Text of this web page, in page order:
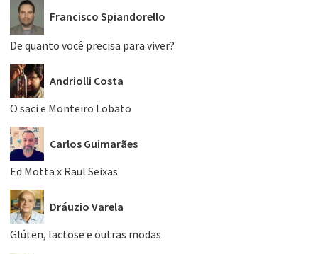
Francisco Spiandorello
De quanto você precisa para viver?
Andriolli Costa
O saci e Monteiro Lobato
Carlos Guimarães
Ed Motta x Raul Seixas
Dráuzio Varela
Glúten, lactose e outras modas